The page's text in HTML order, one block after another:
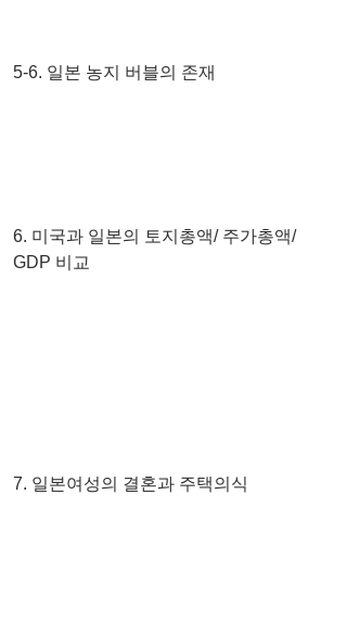
5-6. 일본 농지 버블의 존재
6. 미국과 일본의 토지총액/ 주가총액/
GDP 비교
7. 일본여성의 결혼과 주택의식​